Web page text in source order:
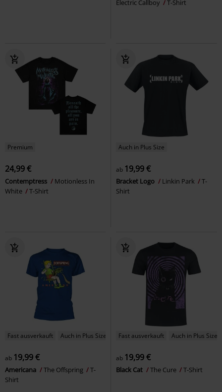
Electric Callboy T-Shirt
Premium
24,99 €
Contemptress
Motionless In
White
T-Shirt
Auch in Plus Size
ab 19,99 €
Bracket Logo Linkin Park
T-
Shirt
Fast ausverkauft Auch in Plus Size
ab 19,99 €
Americana The Offspring
T-
Shirt
Fast ausverkauft Auch in Plus Size
ab 19,99 €
Black Cat The Cure T-Shirt